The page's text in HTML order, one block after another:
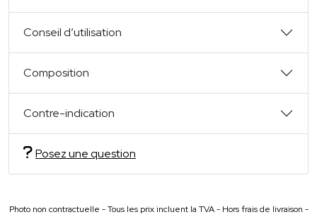
Conseil d’utilisation
Composition
Contre-indication
Posez une question
Photo non contractuelle - Tous les prix incluent la TVA - Hors frais de livraison -